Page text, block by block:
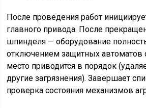
После проведения работ
главного привода. После
шпинделя — оборудование
отключением защитных автоматов
место приводится в порядок
другие загрязнения). Завершает
проверка состояния механизмов